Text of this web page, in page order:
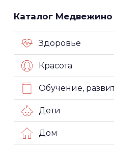
Каталог Медвежино
Здоровье
Красота
Обучение,
Дети
Дом